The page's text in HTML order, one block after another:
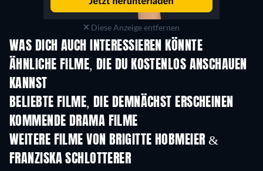
Diese Anzeige entfernen
WAS DICH AUCH INTERESSIEREN KÖNNTE
ÄHNLICHE FILME, DIE DU KOSTENLOS ANSCHAUEN
KANNST
BELIEBTE FILME, DIE DEMNÄCHST ERSCHEINEN
KOMMENDE DRAMA FILME
WEITERE FILME VON BRIGITTE HOBMEIER &
FRANZISKA SCHLOTTERER